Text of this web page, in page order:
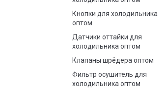
Кнопки для холодильника
оптом
Датчики оттайки для
холодильника оптом
Клапаны шрёдера оптом
Фильтр осушитель для
холодильника оптом